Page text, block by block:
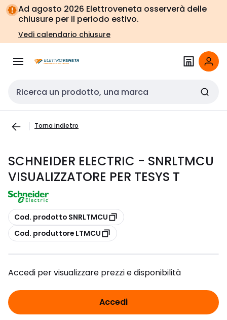
Vai alla
navigazione
Vai
alla
pagina
Ad agosto 2026 Elettroveneta osserverà delle
chiusure per il periodo estivo.
Vedi calendario chiusure
Cerca input
Torna indietro
SCHNEIDER ELECTRIC - SNRLTMCU
VISUALIZZATORE PER TESYS T
copia
Cod. prodotto SNRLTMCU
copia
Cod. produttore LTMCU
Accedi per visualizzare prezzi e disponibilità
Accedi